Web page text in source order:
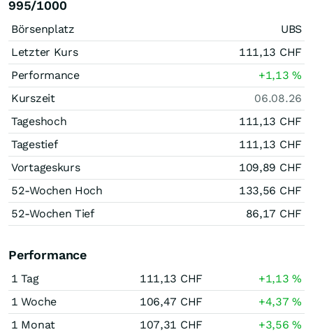
995/1000
Börsenplatz
UBS
Letzter Kurs
111,13 CHF
Performance
+1,13%
Kurszeit
06.08.26
Tageshoch
111,13 CHF
Tagestief
111,13 CHF
Vortageskurs
109,89 CHF
52-Wochen Hoch
133,56 CHF
52-Wochen Tief
86,17 CHF
Performance
1 Tag 111,13 CHF +1,13%
1 Woche
106,47 CHF +4,37%
1 Monat
107,31 CHF +3,56%